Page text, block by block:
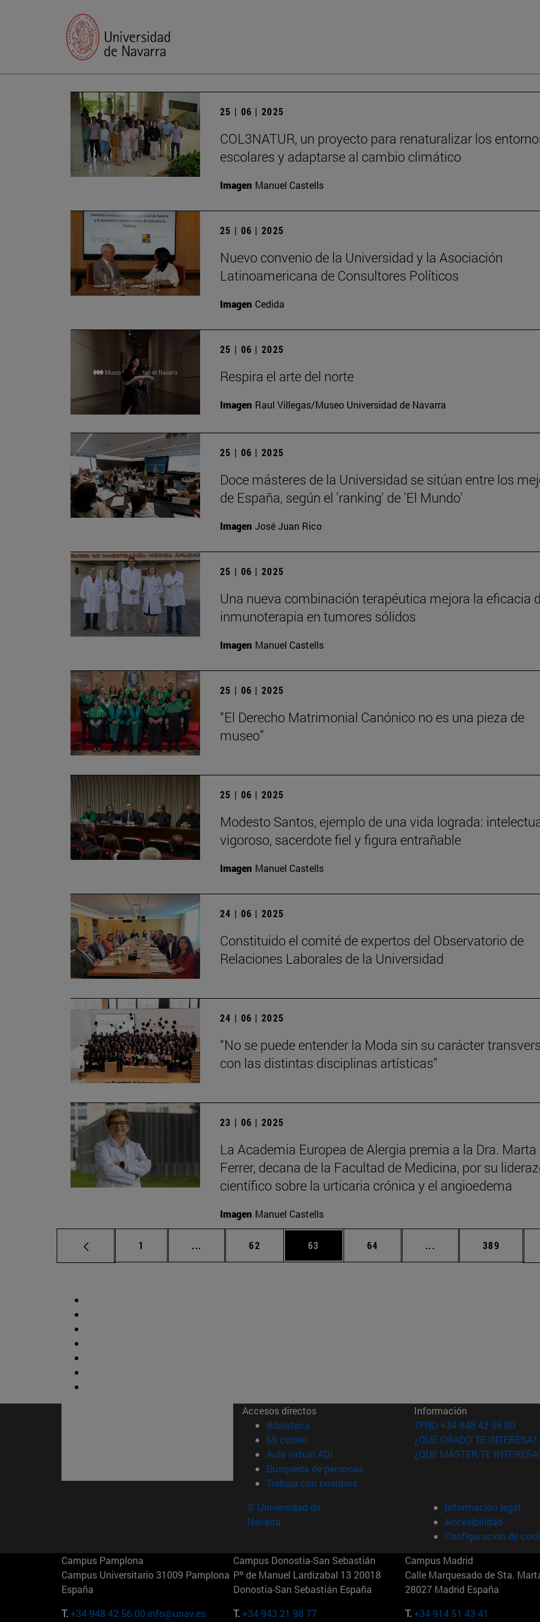
25 | 06 | 2025
COL3NATUR, un proyecto para renaturalizar los
escolares y adaptarse al cambio climático
Imagen Manuel Castells
25 | 06 | 2025
Nuevo convenio de la Universidad y la Asociación
Latinoamericana de Consultores Políticos
Imagen Cedida
25 | 06 | 2025
Respira el arte del norte
Imagen Raul Villegas/Museo Universidad de Navarra
25 | 06 | 2025
Doce másteres de la Universidad se sitúan entre los
de España, según el 'ranking' de 'El Mundo'
Imagen José Juan Rico
25 | 06 | 2025
Una nueva combinación terapéutica mejora la eficacia
inmunoterapia en tumores sólidos
Imagen Manuel Castells
25 | 06 | 2025
“El Derecho Matrimonial Canónico no es una pieza de
museo”
25 | 06 | 2025
Modesto Santos, ejemplo de una vida lograda:
vigoroso, sacerdote fiel y figura entrañable
Imagen Manuel Castells
24 | 06 | 2025
Constituido el comité de expertos del Observatorio de
Relaciones Laborales de la Universidad
24 | 06 | 2025
“No se puede entender la Moda sin su carácter
con las distintas disciplinas artísticas”
23 | 06 | 2025
La Academia Europea de Alergia premia a la Dra. Marta
Ferrer, decana de la Facultad de Medicina, por su
científico sobre la urticaria crónica y el angioedema
Imagen Manuel Castells
Página
1 ... Páginas intermedias Use TAB para desplazarse.
Página
62 Página
63 Página
64 ... Páginas intermedias
Página
389
Accesos directos
Biblioteca (abre en nueva ventana)
Mi correo(abre en nueva ventana)
Aula virtual ADI (abre en nueva ventana)
Búsqueda de personas(abre en nueva ventana)
Trabaja con nosotros(abre en nueva ventana)
Información
TFNO +34 948 42 56 00
¿QUÉ GRADO TE INTERESA?
¿QUÉ MÁSTER TE
© Universidad de
Navarra
Información legal
Accesibilidad
Configuración de
Campus Pamplona
Campus Universitario 31009 Pamplona
España
T.+34 948 42 56 00 info@unav.es
Campus Donostia-San Sebastián
Pº de Manuel Lardizabal 13 20018
Donostia-San Sebastián España
T.+34 943 21 98 77
Campus Madrid
Calle Marquesado de Sta.
28027 Madrid España
T.+34 914 51 43 41